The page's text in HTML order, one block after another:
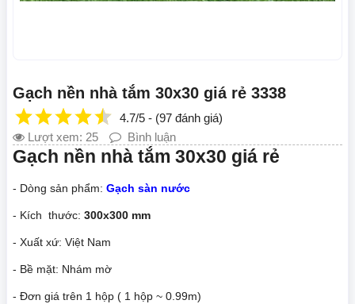
Gạch nền nhà tắm 30x30 giá rẻ 3338
4.7/5 - (97 đánh giá)
Lượt xem: 25
Bình luận
Gạch nền nhà tắm 30x30 giá rẻ
- Dòng sản phẩm: Gạch sàn nước
- Kích thước: 300x300 mm
- Xuất xứ: Việt Nam
- Bề mặt: Nhám mờ
- Đơn giá trên 1 hộp ( 1 hộp ~ 0.99m)